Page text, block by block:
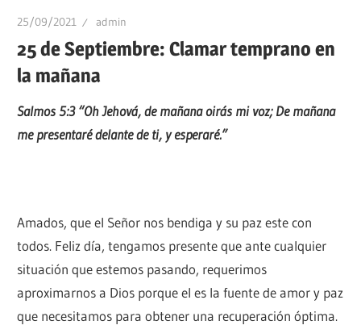
25/09/2021 admin
25 de Septiembre: Clamar temprano en
la mañana
Salmos 5:3 “Oh Jehová, de mañana oirás mi voz; De mañana
me presentaré delante de ti, y esperaré.”
Amados, que el Señor nos bendiga y su paz este con
todos. Feliz día, tengamos presente que ante cualquier
situación que estemos pasando, requerimos
aproximarnos a Dios porque el es la fuente de amor y paz
que necesitamos para obtener una recuperación óptima.